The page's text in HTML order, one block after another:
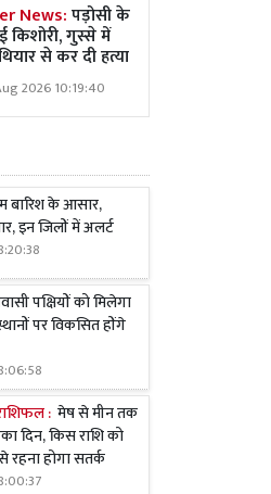
News:पड़ोसी के
गुस्से में
से कर दी हत्या
2026 10:19:40
बारिश के आसार,
इन जिलों में अलर्ट
पक्षियों को मिलेगा
पर विकसित होंगे
: मेष से मीन तक
दिन, किस राशि को
होगा सतर्क